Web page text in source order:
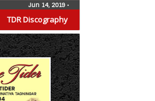
TDR Discography
Jun 14, 2019 •